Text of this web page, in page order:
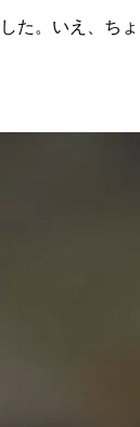
た。いえ、ちょ